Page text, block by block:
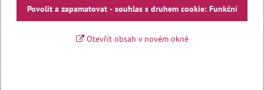
Povolit a zapamatovat - souhlas s druhem cookie: Funkční
Otevřít obsah v novém okně